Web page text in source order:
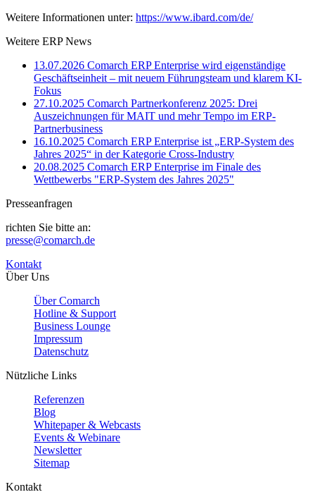
Weitere Informationen unter: https://www.ibard.com/de/
Weitere ERP News
13.07.2026 Comarch ERP Enterprise wird eigenständige
Geschäftseinheit – mit neuem Führungsteam und klarem KI-
Fokus
27.10.2025 Comarch Partnerkonferenz 2025: Drei
Auszeichnungen für MAIT und mehr Tempo im ERP-
Partnerbusiness
16.10.2025 Comarch ERP Enterprise ist „ERP-System des
Jahres 2025“ in der Kategorie Cross-Industry
20.08.2025 Comarch ERP Enterprise im Finale des
Wettbewerbs "ERP-System des Jahres 2025"
Presseanfragen
richten Sie bitte an:
presse@comarch.de
Kontakt
Über Uns
Über Comarch
Hotline & Support
Business Lounge
Impressum
Datenschutz
Nützliche Links
Referenzen
Blog
Whitepaper & Webcasts
Events & Webinare
Newsletter
Sitemap
Kontakt